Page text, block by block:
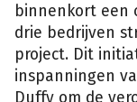
binnenkort een
drie bedrijven
project. Dit
inspanningen
Duffy om de